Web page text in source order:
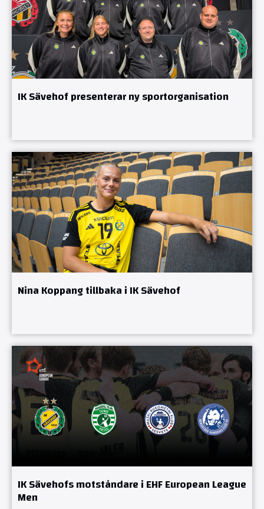
IK Sävehof presenterar ny sportorganisation
Nina Koppang tillbaka i IK Sävehof
IK Sävehofs motståndare i EHF European League
Men